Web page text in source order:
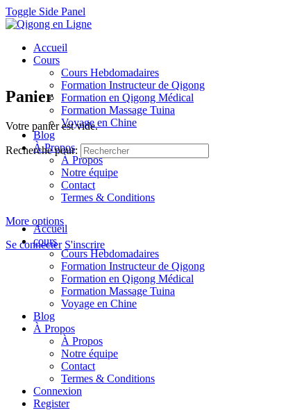
Toggle Side Panel
Accueil
Cours
Cours Hebdomadaires
Formation Instructeur de Qigong
Formation en Qigong Médical
Formation Massage Tuina
Voyage en Chine
Blog
À Propos
À Propos
Notre équipe
Contact
Termes & Conditions
More options
Se connecter S'inscrire
Panier
Votre panier est vide.
Recherche pour:
Accueil
cours
Cours Hebdomadaires
Formation Instructeur de Qigong
Formation en Qigong Médical
Formation Massage Tuina
Voyage en Chine
Blog
À Propos
À Propos
Notre équipe
Contact
Termes & Conditions
Connexion
Register